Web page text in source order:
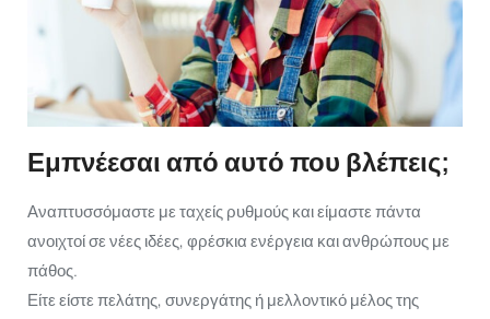
Εμπνέεσαι από αυτό που βλέπεις;
Αναπτυσσόμαστε με ταχείς ρυθμούς και είμαστε πάντα
ανοιχτοί σε νέες ιδέες, φρέσκια ενέργεια και ανθρώπους με
πάθος.
Είτε είστε πελάτης, συνεργάτης ή μελλοντικό μέλος της